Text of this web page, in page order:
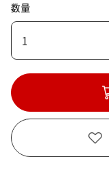
数量
1